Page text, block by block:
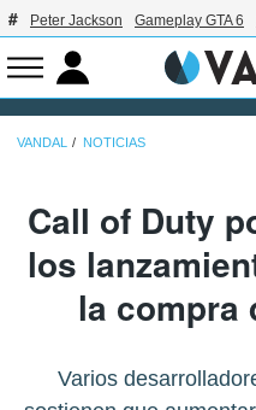
Peter Jackson Gameplay GTA 6
VANDAL NOTICIAS
Call of Duty
los
la compra
Varios